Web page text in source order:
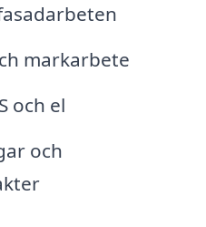
markarbete
och el
och